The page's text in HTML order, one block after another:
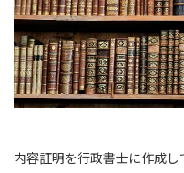
内容証明を行政書士に作成